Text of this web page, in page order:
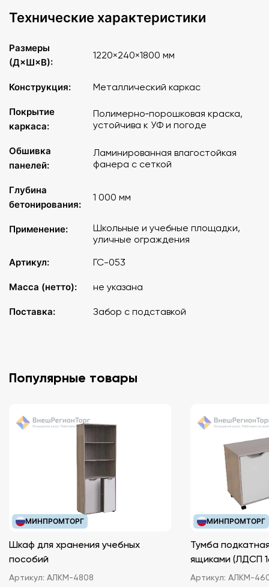
Технические характеристики
Размеры
(Д×Ш×В):
1220×240×1800 мм
Конструкция: Металлический каркас
Покрытие
каркаса:
Полимерно‑порошковая краска,
устойчива к УФ и погоде
Обшивка
панелей:
Ламинированная влагостойкая
фанера с сеткой
Глубина
бетонирования:
1 000 мм
Применение:
Школьные и учебные площадки,
уличные ограждения
Артикул:
ГС-053
Масса (нетто): не указана
Поставка: Забор с подставкой
Популярные товары
МИНПРОМТОРГ
Шкаф для хранения учебных
пособий
Артикул: АЛКМ-4808
МИНПРОМТОРГ
Тумба
ящиками
Артикул: АЛКМ-